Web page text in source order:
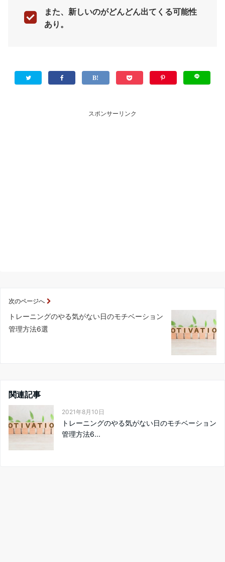
また、新しいのがどんどん出てくる可能性
あり。
スポンサーリンク
次のページへ
トレーニングのやる気がない日のモチベーション
管理方法6選
関連記事
2021年8月10日
トレーニングのやる気がない日のモチベーション
管理方法6...